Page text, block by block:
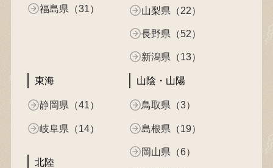
福島県（31） 山梨県（22）
長野県（52）
新潟県（13）
東海
静岡県（41）
岐阜県（14）
北陸
山陰・山陽
鳥取県（3）
島根県（19）
岡山県（6）